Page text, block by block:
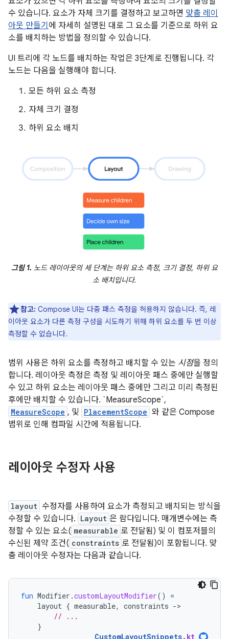
수 있습니다. 요소가 자체 크기를 결정하고 보고하면 맞춤 레이
아웃 만들기 에 자세히 설명된 대로 그 요소를 기준으로 하위 요
소를 배치하는 방법을 정의할 수 있습니다.
UI 트리에 각 노드를 배치하는 작업은 3단계로 진행됩니다. 각
노드는 다음을 실행해야 합니다.
모든 하위 요소 측정
자체 크기 결정
하위 요소 배치
그림 1. 노드 레이아웃의 세 단계는 하위 요소 측정, 크기 결정, 하위 요
소 배치입니다.
참고: Compose UI는 다중 패스 측정을 허용하지 않습니다. 즉, 레
이아웃 요소가 다른 측정 구성을 시도하기 위해 하위 요소를 두 번 이상
측정할 수 없습니다.
범위 사용은 하위 요소를 측정하고 배치할 수 있는 시점을 정의
합니다. 레이아웃 측정은 측정 및 레이아웃 패스 중에만 실행할
수 있고 하위 요소는 레이아웃 패스 중에만 그리고 미리 측정된
후에만 배치할 수 있습니다. `MeasureScope`,
MeasureScope , 및 PlacementScope 와 같은 Compose
범위로 인해 컴파일 시간에 적용됩니다.
레이아웃 수정자 사용
layout 수정자를 사용하여 요소가 측정되고 배치되는 방식을
수정할 수 있습니다. Layout 은 람다입니다. 매개변수에는 측
정할 수 있는 요소( measurable 로 전달됨) 및 이 컴포저블의
수신된 제약 조건( constraints 로 전달됨)이 포함됩니다. 맞
춤 레이아웃 수정자는 다음과 같습니다.
fun Modifier .customLayoutModifier()
=
layout { measurable, constraints -
// ...
}
CustomLayoutSnippets. kt